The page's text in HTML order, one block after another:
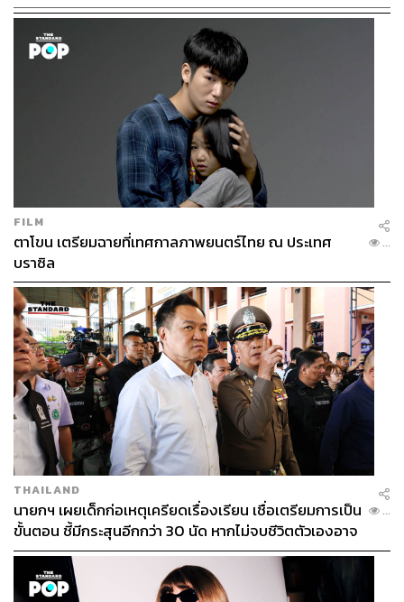
FILM
ตาโขน เตรียมฉายที่เทศกาลภาพยนตร์ไทย ณ ประเทศ
บราซิล
...
THAILAND
นายกฯ เผยเด็กก่อเหตุเครียดเรื่องเรียน เชื่อเตรียมการเป็น
ขั้นตอน ชี้มีกระสุนอีกกว่า 30 นัด หากไม่จบชีวิตตัวเองอาจ
สูญเสียเพิ่ม
...